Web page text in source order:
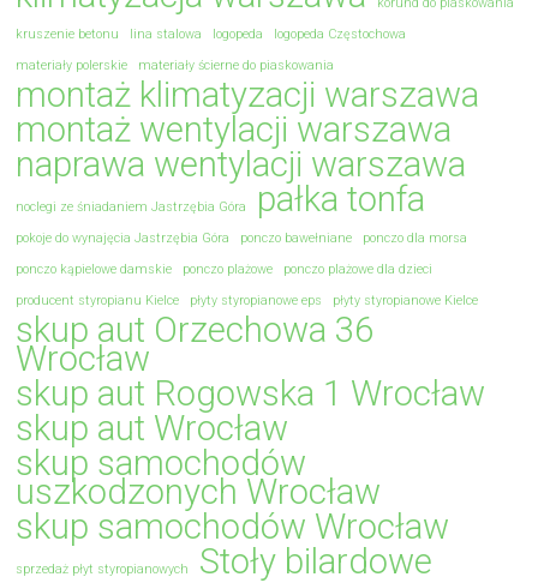
kruszenie betonu
lina stalowa logopeda
logopeda Częstochowa
materiały polerskie
materiały ścierne do piaskowania
montaż klimatyzacji warszawa
montaż wentylacji warszawa
naprawa wentylacji warszawa
noclegi ze śniadaniem Jastrzębia Góra pałka tonfa
pokoje do wynajęcia Jastrzębia Góra ponczo bawełniane
ponczo dla morsa
ponczo kąpielowe damskie
ponczo plażowe
ponczo plażowe dla dzieci
producent styropianu Kielce
płyty styropianowe eps płyty styropianowe Kielce
skup aut Orzechowa 36
Wrocław
skup aut Rogowska 1 Wrocław
skup aut Wrocław
skup samochodów
uszkodzonych Wrocław
skup samochodów Wrocław
sprzedaż płyt styropianowych Stoły bilardowe